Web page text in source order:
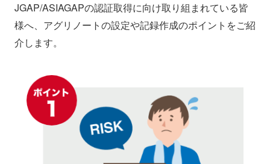
JGAP/ASIAGAPの認証取得に向け取り組まれている皆
様へ、 アグリノートの設定や記録作成のポイントをご紹
介します。